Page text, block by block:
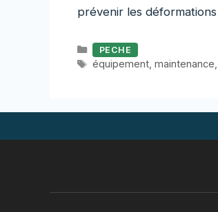
prévenir les
Catégories
PECHE
Étiquettes
équipement, maintenance